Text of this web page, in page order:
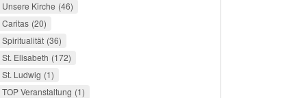
Unsere Kirche 46
Caritas 20
Spiritualität 36
St. Elisabeth 172
St. Ludwig 1
TOP Veranstaltung 1